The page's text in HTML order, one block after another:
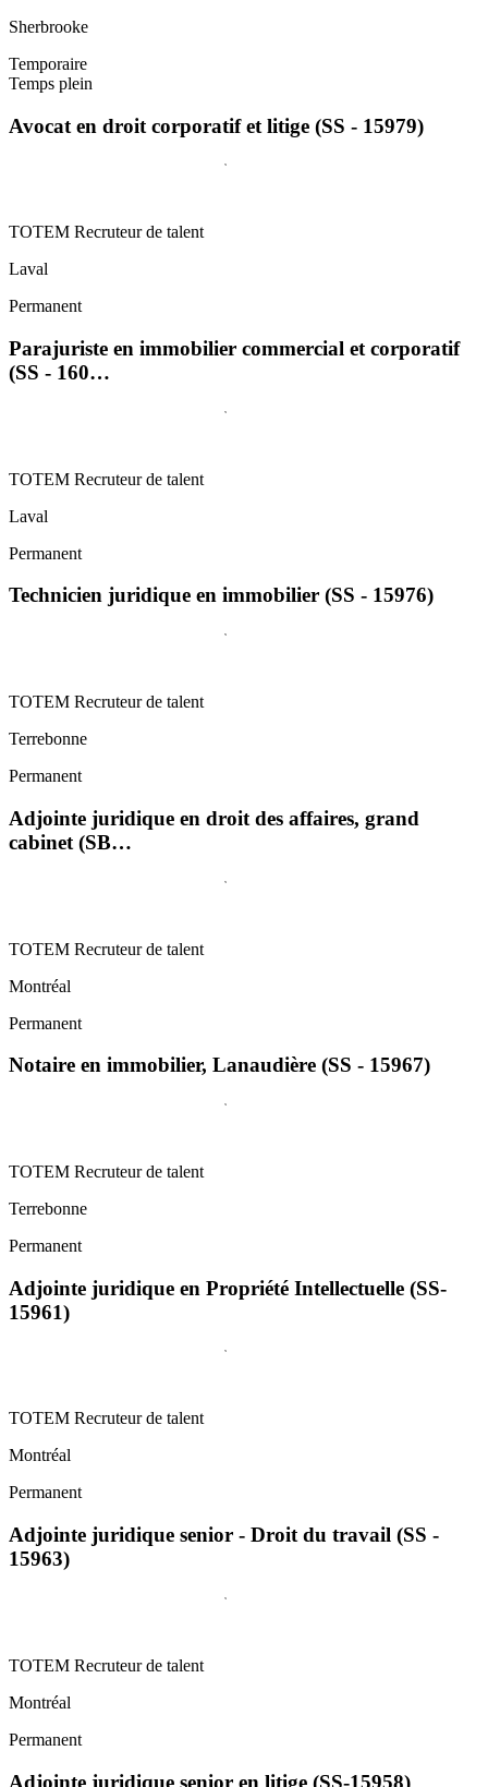
Sherbrooke
Temporaire
Temps plein
Avocat en droit corporatif et litige (SS - 15979)
TOTEM Recruteur de talent
Laval
Permanent
Parajuriste en immobilier commercial et corporatif
(SS - 160…
TOTEM Recruteur de talent
Laval
Permanent
Technicien juridique en immobilier (SS - 15976)
TOTEM Recruteur de talent
Terrebonne
Permanent
Adjointe juridique en droit des affaires, grand
cabinet (SB…
TOTEM Recruteur de talent
Montréal
Permanent
Notaire en immobilier, Lanaudière (SS - 15967)
TOTEM Recruteur de talent
Terrebonne
Permanent
Adjointe juridique en Propriété Intellectuelle (SS-
15961)
TOTEM Recruteur de talent
Montréal
Permanent
Adjointe juridique senior - Droit du travail (SS -
15963)
TOTEM Recruteur de talent
Montréal
Permanent
Adjointe juridique senior en litige (SS-15958)